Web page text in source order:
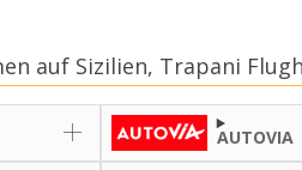
auf Sizilien, Trapani
AUTOVIA